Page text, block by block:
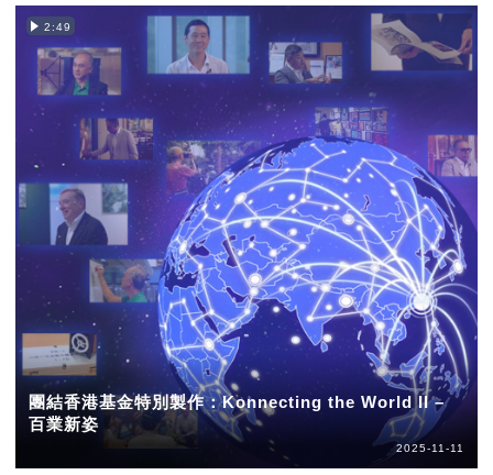
2:49
團結香港基金特別製作：Konnecting the World II –
百業新姿
2025-11-11